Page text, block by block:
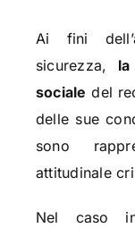
Ai fini
sicurezza,
sociale del
delle sue
sono
attitudinale
Nel caso